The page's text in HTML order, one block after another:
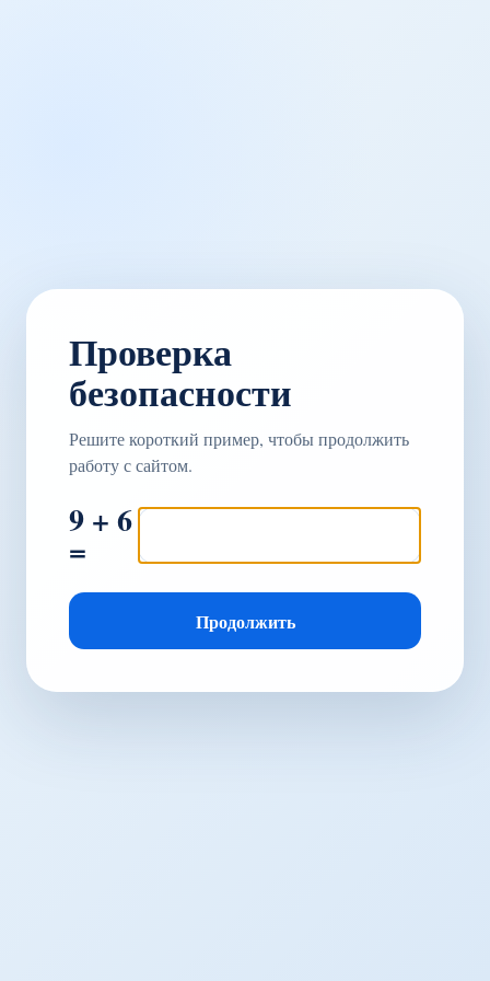
Проверка
безопасности
Решите короткий пример, чтобы продолжить
работу с сайтом.
9 + 6
=
Продолжить